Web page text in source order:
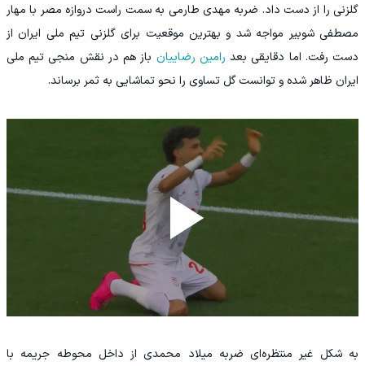
گلزنی را از دست داد. ضربه مهدی طارمی به سمت راست دروازه مصر با مهار
مصطفی شوبیر مواجه شد و بهترین موقعیت برای گلزنی تیم ملی ایران از
دست رفت. اما دقایقی بعد رامین رضاییان باز هم در نقش منجی تیم ملی
ایران ظاهر شده و توانست گل تساوی را نحو تماشایی به ثمر برساند.
به شکل غیر منتظره‌ای ضربه میلاد محمدی از داخل محوطه جریمه با